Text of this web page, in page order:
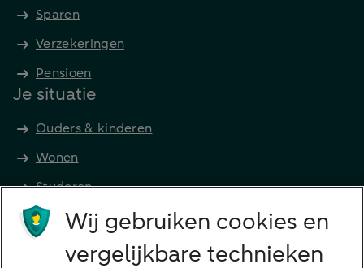
Sparen
Verzekeringen
Pensioen
Je situatie
Ouders & kinderen
Wonen
Studeren
Preferred Banking
Wij gebruiken cookies en
vergelijkbare technieken